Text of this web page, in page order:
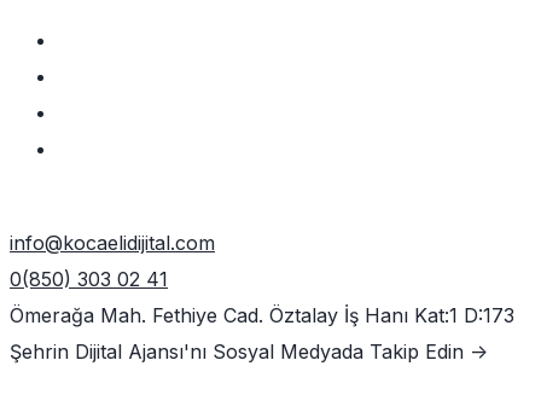
info@kocaelidijital.com
0(850) 303 02 41
Ömerağa Mah. Fethiye Cad. Öztalay İş Hanı Kat:1 D:173
Şehrin Dijital Ajansı'nı Sosyal Medyada Takip Edin ->